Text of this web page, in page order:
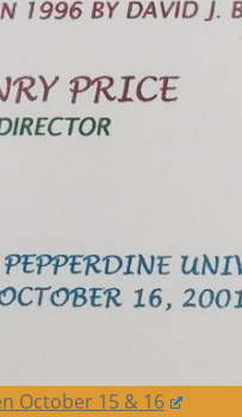
October 15 & 16